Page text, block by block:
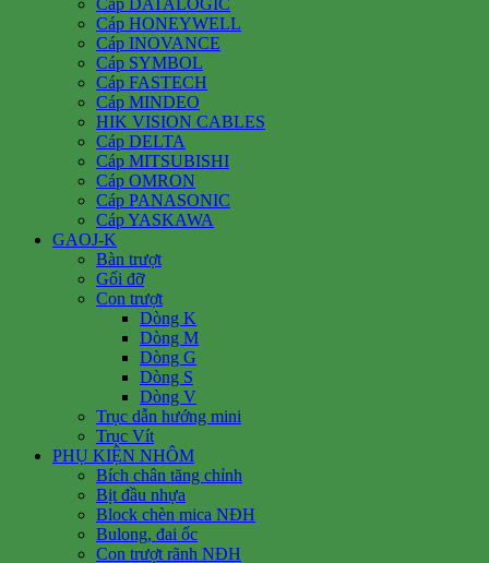
Cáp HONEYWELL
Cáp INOVANCE
Cáp SYMBOL
Cáp FASTECH
Cáp MINDEO
HIK VISION CABLES
Cáp DELTA
Cáp MITSUBISHI
Cáp OMRON
Cáp PANASONIC
Cáp YASKAWA
GAOJ-K
Bàn trượt
Gối đỡ
Con trượt
Dòng K
Dòng M
Dòng G
Dòng S
Dòng V
Trục dẫn hướng mini
Trục Vít
PHỤ KIỆN NHÔM
Bích chân tăng chỉnh
Bịt đầu nhựa
Block chèn mica NĐH
Bulong, đai ốc
Con trượt rãnh NĐH